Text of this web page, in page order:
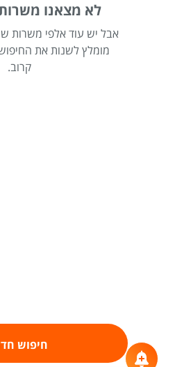
לא מצאנו
אבל יש עוד אלפי משרות
מומלץ לשנות את
קרוב.
חיפוש